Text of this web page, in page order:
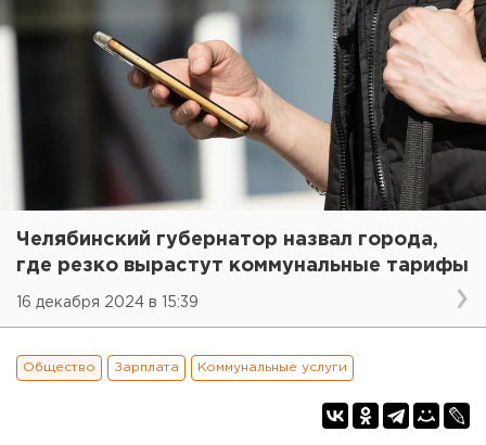
Челябинский губернатор назвал города,
где резко вырастут коммунальные тарифы
16 декабря 2024 в 15:39
Общество Зарплата Коммунальные услуги